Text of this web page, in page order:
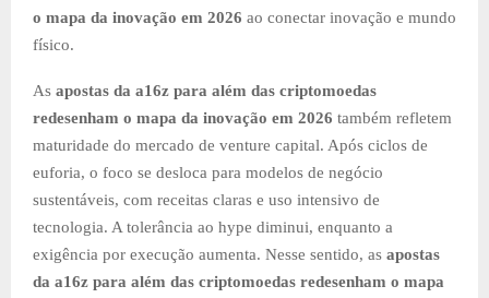
o mapa da inovação em 2026 ao conectar inovação e mundo
físico.
As apostas da a16z para além das criptomoedas
redesenham o mapa da inovação em 2026 também refletem
maturidade do mercado de venture capital. Após ciclos de
euforia, o foco se desloca para modelos de negócio
sustentáveis, com receitas claras e uso intensivo de
tecnologia. A tolerância ao hype diminui, enquanto a
exigência por execução aumenta. Nesse sentido, as apostas
da a16z para além das criptomoedas redesenham o mapa